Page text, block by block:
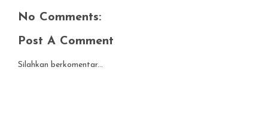
No Comments:
Post A Comment
Silahkan berkomentar...